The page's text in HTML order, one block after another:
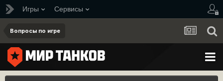
Игры Сервисы
Вопросы по игре